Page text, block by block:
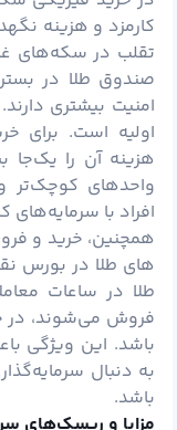
کارمزد و هزینه
تقلب در سکه‌های
صندوق طلا در
امنیت بیشتری
اولیه است. برای
هزینه آن را یک‌جا
واحدهای کوچک‌تر
افراد با سرمایه‌های
همچنین، خرید و
های طلا در بورس
طلا در ساعات
فروش می‌شوند، در
باشد. این ویژگی
به دنبال
باشد.